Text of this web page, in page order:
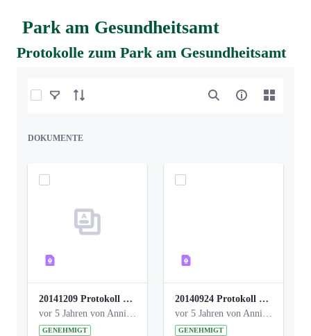
Park am Gesundheitsamt
Protokolle zum Park am Gesundheitsamt
Elemente auswählen
DOKUMENTE
20141209 Protokoll Park am Gesundheitsamt 04.pdf
GENEHMIGT
20140924 Protokoll Park am Gesundheitsamt 03.pdf
GENEHMIGT